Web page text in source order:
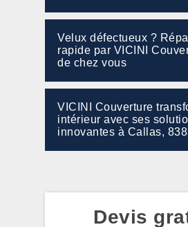
Velux défectueux ?
rapide par VICINI
de chez vous
VICINI Couverture
intérieur avec ses
innovantes à Callas,
Devis